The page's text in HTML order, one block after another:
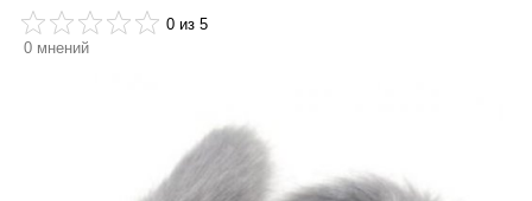
0 из 5
0 мнений